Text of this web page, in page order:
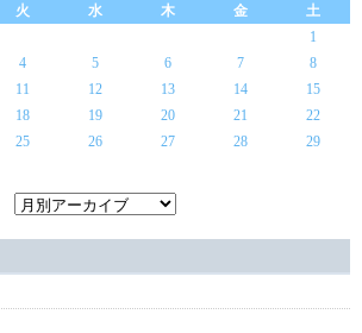
火 水 木 金
土
1
4 5 6 7
8
11 12 13 14
15
18 19 20 21
22
25 26 27 28
29